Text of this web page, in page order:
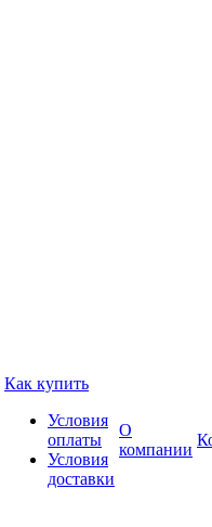
Как купить
Условия
оплаты
Условия
доставки
О
компании